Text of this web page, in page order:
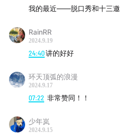
我的最近——脱口秀和十三邀
RainRR
2024.9.19
24:40讲的好好
环天顶弧的浪漫
2024.9.17
07:22 非常赞同！！
少年岚
2024.9.15